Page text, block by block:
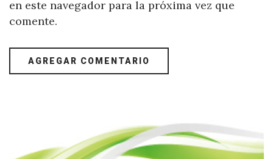
en este navegador para la próxima vez que
comente.